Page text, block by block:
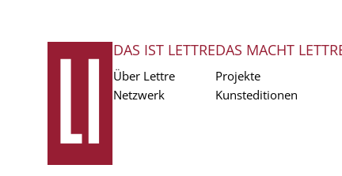
FUSSZEILE
DAS IST LETTRE
Über Lettre
Netzwerk
DAS MACHT
Projekte
Kunsteditionen